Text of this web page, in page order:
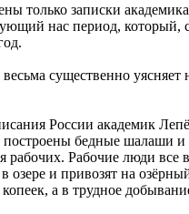
только записки
нас период,
существенно
России академик
построены бедные шалаши
рабочих. Рабочие люди
и привозят на
а в трудное